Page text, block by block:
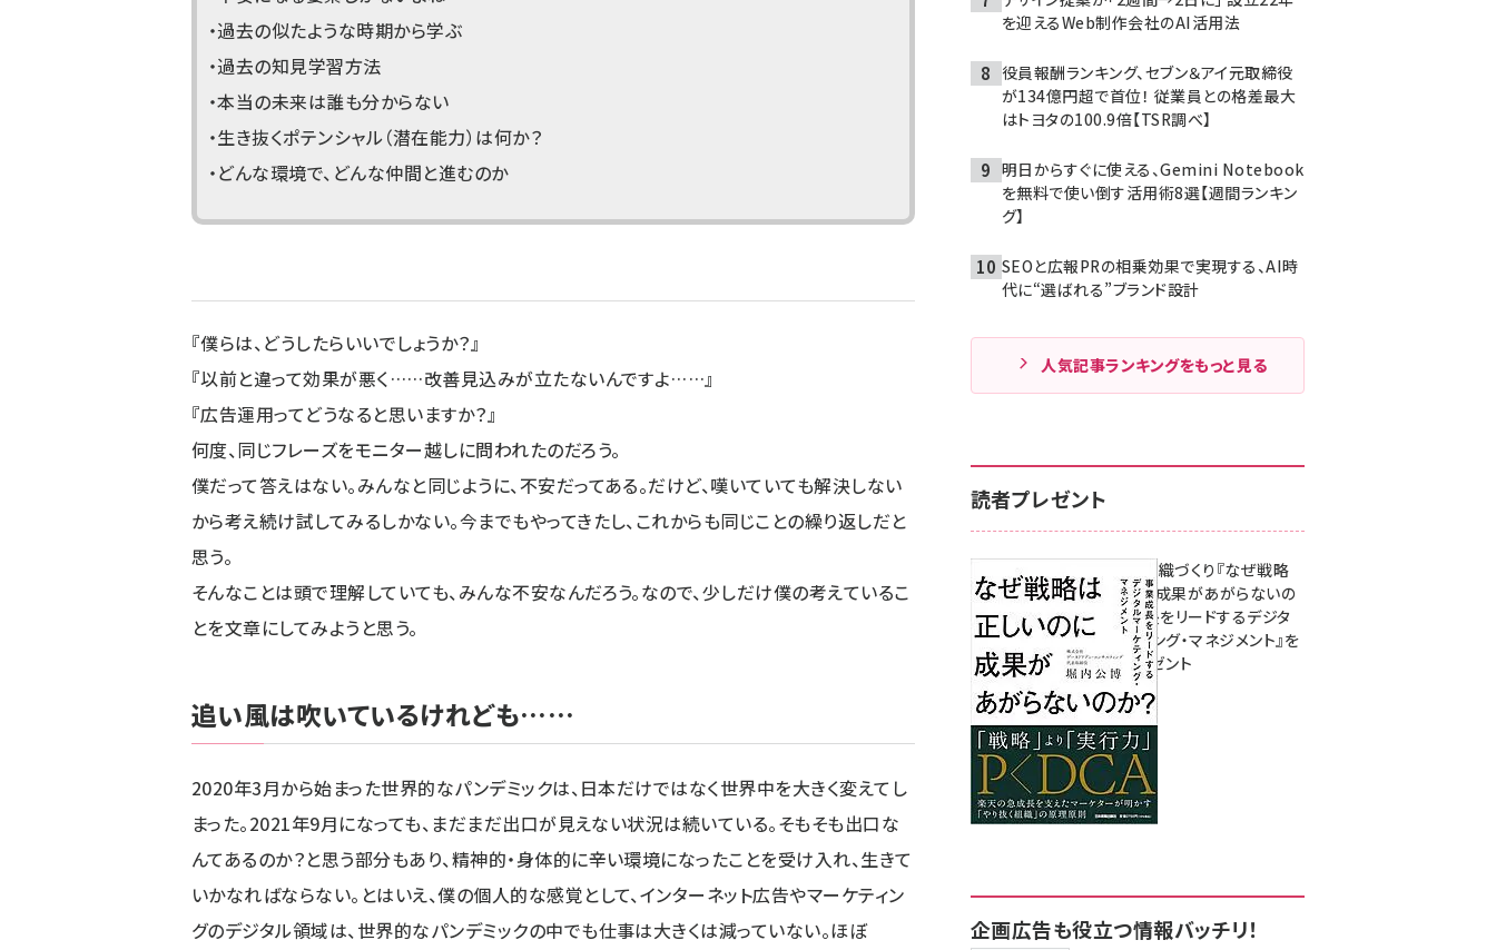
・過去の似たような時期から学ぶ
・過去の知見学習方法
・本当の未来は誰も分からない
・生き抜くポテンシャル（潜在能力）は何か？
・どんな環境で、どんな仲間と進むのか
『僕らは、どうしたらいいでしょうか？』
『以前と違って効果が悪く……改善見込みが立たないんですよ……』
『広告運用ってどうなると思いますか？』
何度、同じフレーズをモニター越しに問われたのだろう。
僕だって答えはない。みんなと同じように、不安だってある。だけど、嘆いていても解決しない
から考え続け試してみるしかない。今までもやってきたし、これからも同じことの繰り返しだと
思う。
そんなことは頭で理解していても、みんな不安なんだろう。なので、少しだけ僕の考えているこ
とを文章にしてみようと思う。
追い風は吹いているけれども……
2020年3月から始まった世界的なパンデミックは、日本だけではなく世界中を大きく変えてし
まった。2021年9月になっても、まだまだ出口が見えない状況は続いている。そもそも出口な
んてあるのか？と思う部分もあり、精神的・身体的に辛い環境になったことを受け入れ、生きて
いかなればならない。とはいえ、僕の個人的な感覚として、インターネット広告やマーケティン
グのデジタル領域は、世界的なパンデミックの中でも仕事は大きくは減っていない。ほぼ
を迎えるWeb制作会社のAI活用法
役員報酬ランキング、セブン＆アイ元取締役
が134億円超で首位！ 従業員との格差最大
はトヨタの100.9倍【TSR調べ】
明日からすぐに使える、Gemini Notebook
を無料で使い倒す活用術8選【週間ランキン
グ】
SEOと広報PRの相乗効果で実現する、AI時
代に“選ばれる”ブランド設計
人気記事ランキングをもっと見る
読者プレゼント
成果を生む組織づくり『なぜ戦略
は正しいのに成果があがらないの
か？ 事業成長をリードするデジタ
ルマーケティング・マネジメント』を
3名様にプレゼント
8月7日 10:00
企画広告も役立つ情報バッチリ！